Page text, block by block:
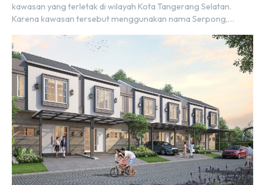
kawasan yang terletak di wilayah Kota Tangerang Selatan.
Karena kawasan tersebut menggunakan nama Serpong,
merupakan tempat yang sama. Padahal anggapan tersebut
kurang tepat. Sebab Serpong dan BSD merupakan dua
kawasan yang berbeda. Berikut penjelasannya. Baca Juga: […]